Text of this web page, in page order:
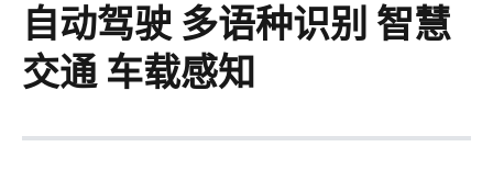
自动驾驶 多语种识别 智慧
交通 车载感知